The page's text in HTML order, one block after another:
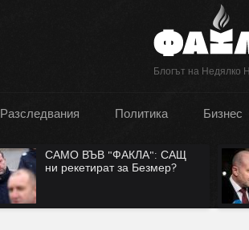
Блогът на Недялко
Разследвания Политика Бизнес
Сектата на Радев